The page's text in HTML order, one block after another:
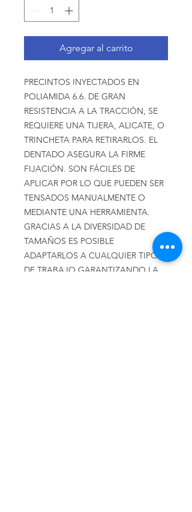
Agregar al carrito
PRECINTOS INYECTADOS EN
POLIAMIDA 6.6. DE GRAN
RESISTENCIA A LA TRACCIÓN, SE
REQUIERE UNA TIJERA, ALICATE, O
TRINCHETA PARA RETIRARLOS. EL
DENTADO ASEGURA LA FIRME
FIJACIÓN. SON FÁCILES DE
APLICAR POR LO QUE PUEDEN SER
TENSADOS MANUALMENTE O
MEDIANTE UNA HERRAMIENTA.
GRACIAS A LA DIVERSIDAD DE
TAMAÑOS ES POSIBLE
ADAPTARLOS A CUALQUIER TIPO
DE TRABAJO GARANTIZANDO LA